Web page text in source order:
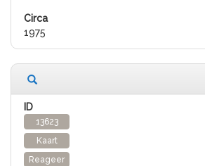
1975
13623
Kaart
Reageer